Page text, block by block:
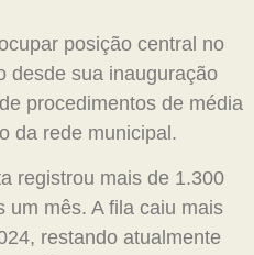
posição central no
desde sua inauguração
procedimentos de média
da rede municipal.
registrou mais de 1.300
um mês. A fila caiu mais
restando atualmente